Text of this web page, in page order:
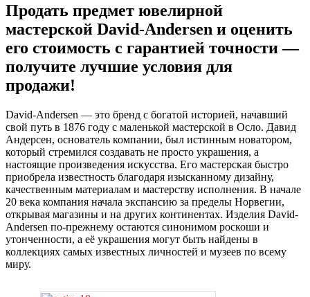
Продать предмет ювелирной
мастерской David-Andersen и оценить
его стоимость с гарантией точности —
получите лучшие условия для
продажи!
David-Andersen — это бренд с богатой историей, начавший
свой путь в 1876 году с маленькой мастерской в Осло. Давид
Андерсен, основатель компании, был истинным новатором,
который стремился создавать не просто украшения, а
настоящие произведения искусства. Его мастерская быстро
приобрела известность благодаря изысканному дизайну,
качественным материалам и мастерству исполнения. В начале
20 века компания начала экспансию за пределы Норвегии,
открывая магазины и на других континентах. Изделия David-
Andersen по-прежнему остаются синонимом роскоши и
утонченности, а её украшения могут быть найдены в
коллекциях самых известных личностей и музеев по всему
миру.